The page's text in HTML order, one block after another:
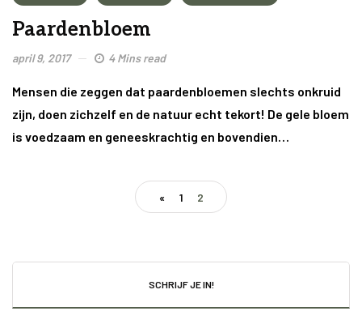
Paardenbloem
april 9, 2017 4 Mins read
Mensen die zeggen dat paardenbloemen slechts onkruid
zijn, doen zichzelf en de natuur echt tekort! De gele bloem
is voedzaam en geneeskrachtig en bovendien…
« 1 2
SCHRIJF JE IN!